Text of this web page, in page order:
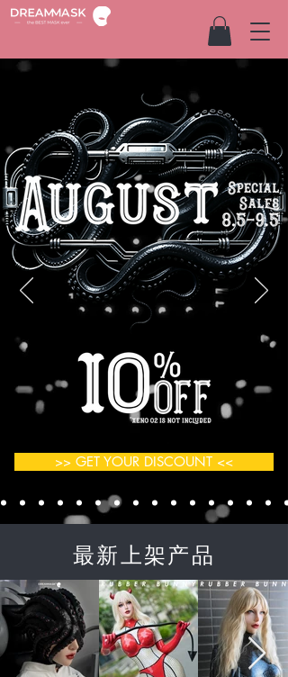
>> GET YOUR DISCOUNT <<
最新上架产品